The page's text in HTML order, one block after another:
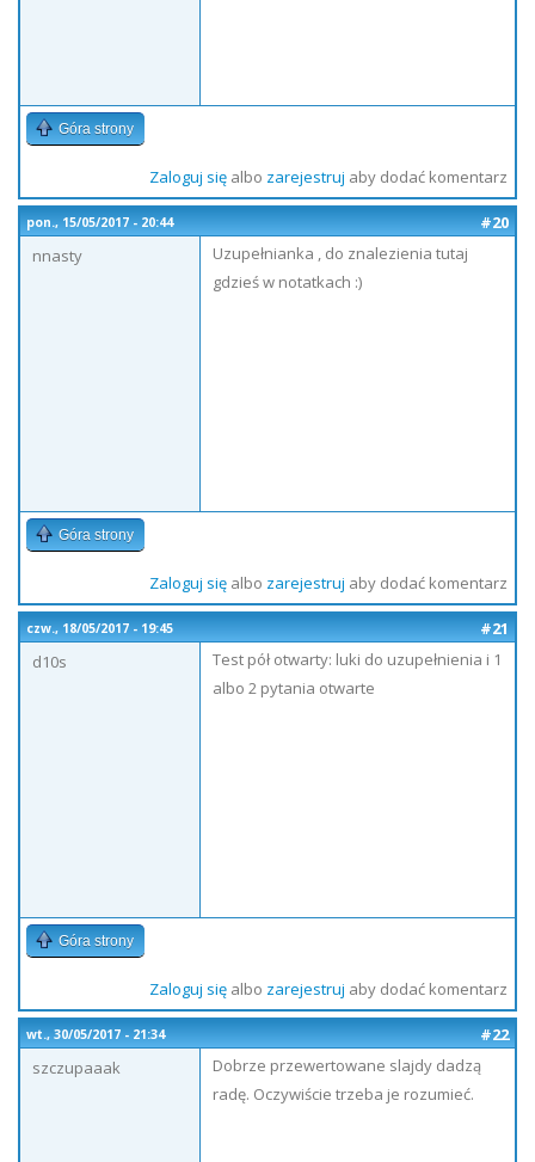
Góra strony
Zaloguj sięalbo zarejestruj aby dodać komentarz
pon., 15/05/2017 - 20:44
#20
nnasty
Uzupełnianka , do znalezienia tutaj
gdzieś w notatkach :)
Góra strony
Zaloguj sięalbo zarejestruj aby dodać komentarz
czw., 18/05/2017 - 19:45
#21
d10s
Test pół otwarty: luki do uzupełnienia i 1
albo 2 pytania otwarte
Góra strony
Zaloguj sięalbo zarejestruj aby dodać komentarz
wt., 30/05/2017 - 21:34
#22
szczupaaak
Dobrze przewertowane slajdy dadzą
radę. Oczywiście trzeba je rozumieć.